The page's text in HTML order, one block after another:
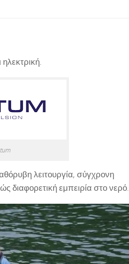
λειτουργία, σύγχρονη
διαφορετική εμπειρία στο νερό.